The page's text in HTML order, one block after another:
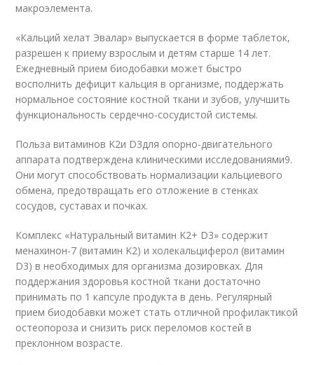
макроэлемента.
«Кальций хелат Эвалар» выпускается в форме таблеток,
разрешен к приему взрослым и детям старше 14 лет.
Ежедневный прием биодобавки может быстро
восполнить дефицит кальция в организме, поддержать
нормальное состояние костной ткани и зубов, улучшить
функциональность сердечно-сосудистой системы.
Польза витаминов K2и D3для опорно-двигательного
аппарата подтверждена клиническими исследованиями9.
Они могут способствовать нормализации кальциевого
обмена, предотвращать его отложение в стенках
сосудов, суставах и почках.
Комплекс «Натуральный витамин K2+ D3» содержит
менахинон-7 (витамин K2) и холекальциферол (витамин
D3) в необходимых для организма дозировках. Для
поддержания здоровья костной ткани достаточно
принимать по 1 капсуле продукта в день. Регулярный
прием биодобавки может стать отличной профилактикой
остеопороза и снизить риск переломов костей в
преклонном возрасте.